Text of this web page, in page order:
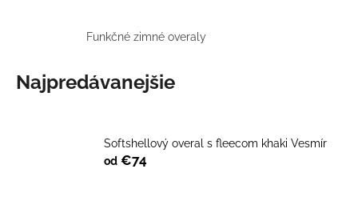
Funkčné zimné overaly
Najpredávanejšie
Softshellový overal s fleecom khaki Vesmír
od €74